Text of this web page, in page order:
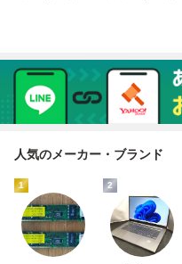
dro T1000 ☆ 15.6
インチ 1920x120
0 ☆
16GB/500GB/
人気のメーカー・ブランド
1 2